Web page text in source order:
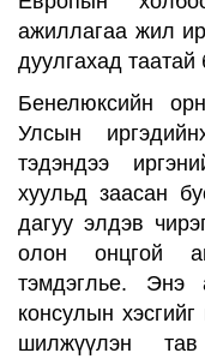
ажиллагаа жил
дуулгахад таатай
Бенелюксийн
Улсын
тэдэндээ
хуульд заасан
дагуу элдэв
олон онцгой
тэмдэглье.
консулын
шилжүүлэн